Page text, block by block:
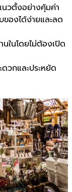
วตั้งอย่างคุ้มค่า
องได้ง่ายและลด
ในโดยไม่ต้องเปิด
วกและประหยัด